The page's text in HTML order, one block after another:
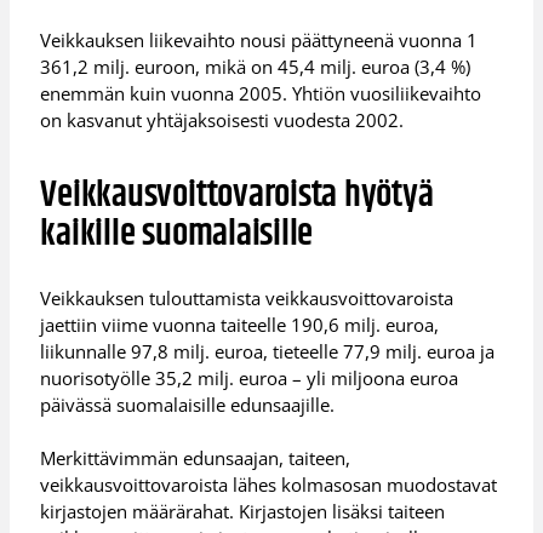
Veikkauksen liikevaihto nousi päättyneenä vuonna 1
361,2 milj. euroon, mikä on 45,4 milj. euroa (3,4 %)
enemmän kuin vuonna 2005. Yhtiön vuosiliikevaihto
on kasvanut yhtäjaksoisesti vuodesta 2002.
Veikkausvoittovaroista hyötyä
kaikille suomalaisille
Veikkauksen tulouttamista veikkausvoittovaroista
jaettiin viime vuonna taiteelle 190,6 milj. euroa,
liikunnalle 97,8 milj. euroa, tieteelle 77,9 milj. euroa ja
nuorisotyölle 35,2 milj. euroa – yli miljoona euroa
päivässä suomalaisille edunsaajille.
Merkittävimmän edunsaajan, taiteen,
veikkausvoittovaroista lähes kolmasosan muodostavat
kirjastojen määrärahat. Kirjastojen lisäksi taiteen